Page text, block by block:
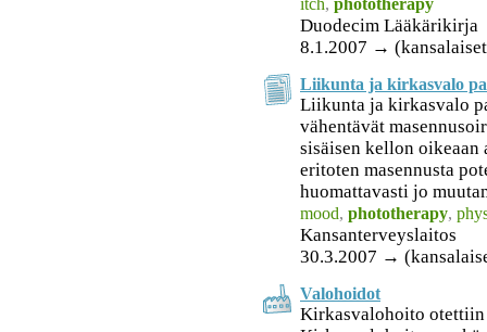
Duodecim Lääkärikirja
8.1.2007 →
Liikunta ja kirkasvalo
Liikunta ja kirkasvalo
vähentävät
sisäisen kellon
eritoten masennusta
huomattavasti jo
mood, phototherapy,
Kansanterveyslaitos
30.3.2007 →
Valohoidot
Kirkasvalohoito